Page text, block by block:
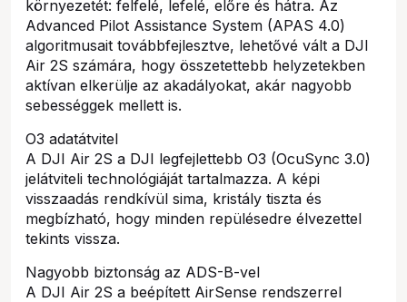
környezetét: felfelé, lefelé, előre és hátra. Az
Advanced Pilot Assistance System (APAS 4.0)
algoritmusait továbbfejlesztve, lehetővé vált a DJI
Air 2S számára, hogy összetettebb helyzetekben
aktívan elkerülje az akadályokat, akár nagyobb
sebességgek mellett is.
O3 adatátvitel
A DJI Air 2S a DJI legfejlettebb O3 (OcuSync 3.0)
jelátviteli technológiáját tartalmazza. A képi
visszaadás rendkívül sima, kristály tiszta és
megbízható, hogy minden repülésedre élvezettel
tekints vissza.
Nagyobb biztonság az ADS-B-vel
A DJI Air 2S a beépített AirSense rendszerrel